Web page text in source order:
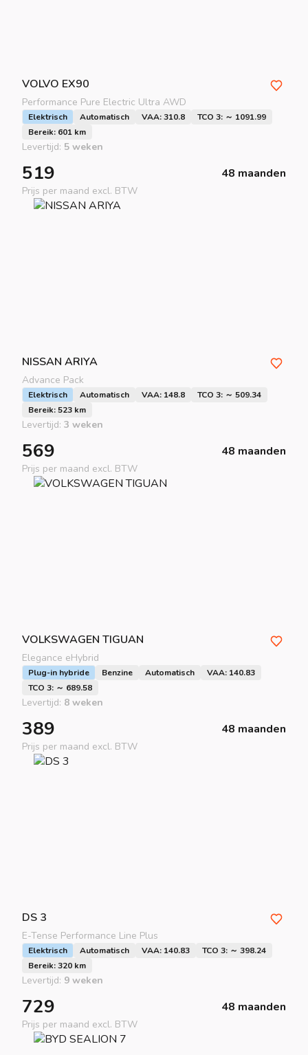
VOLVO EX90
Performance Pure Electric Ultra AWD
Elektrisch Automatisch VAA: 310.8
TCO 3: ～ 1091.99
Bereik: 601 km
Levertijd: 5 weken
519 48 maanden
Prijs per maand excl. BTW
NISSAN ARIYA
Advance Pack
Elektrisch Automatisch VAA: 148.8
TCO 3: ～ 509.34
Bereik: 523 km
Levertijd: 3 weken
569 48 maanden
Prijs per maand excl. BTW
VOLKSWAGEN TIGUAN
Elegance eHybrid
Plug-in hybride Benzine Automatisch
VAA: 140.83
TCO 3: ～ 689.58
Levertijd: 8 weken
389 48 maanden
Prijs per maand excl. BTW
DS 3
E-Tense Performance Line Plus
Elektrisch Automatisch VAA: 140.83
TCO 3: ～ 398.24
Bereik: 320 km
Levertijd: 9 weken
729 48 maanden
Prijs per maand excl. BTW